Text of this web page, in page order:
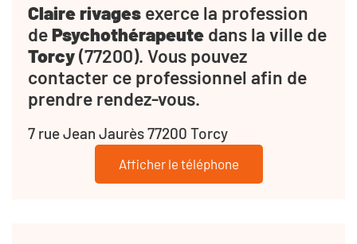
Claire rivages exerce la profession
dePsychothérapeute dans la ville de
Torcy(77200). Vous pouvez
contacter ce professionnel afin de
prendre rendez-vous.
7 rue Jean Jaurès 77200 Torcy
Afficher le téléphone